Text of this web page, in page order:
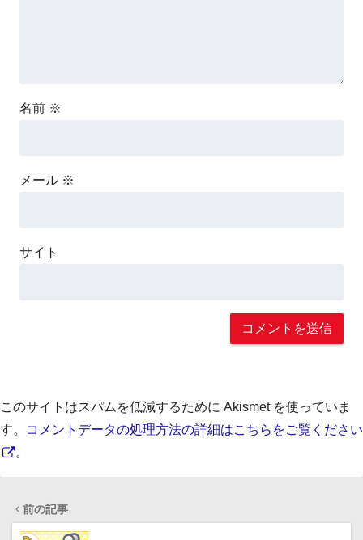
名前 ※
メール ※
サイト
このサイトはスパムを低減するために Akismet を使っていま
す。
コメントデータの処理方法の詳細はこちらをご覧ください
。
前の記事